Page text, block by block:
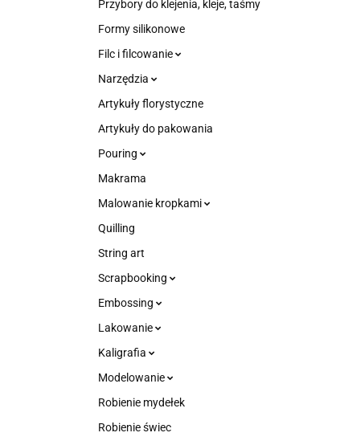
Przybory do klejenia, kleje, taśmy
Formy silikonowe
Filc i filcowanie
Narzędzia
Artykuły florystyczne
Artykuły do pakowania
Pouring
Makrama
Malowanie kropkami
Quilling
String art
Scrapbooking
Embossing
Lakowanie
Kaligrafia
Modelowanie
Robienie mydełek
Robienie świec